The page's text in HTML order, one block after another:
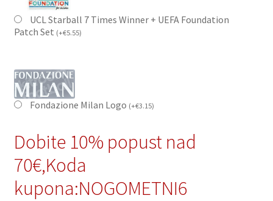
UCL Starball 7 Times Winner + UEFA Foundation
Patch Set (+€5.55)
Fondazione Milan Logo (+€3.15)
Dobite 10% popust nad
70€,Koda
kupona:NOGOMETNI6